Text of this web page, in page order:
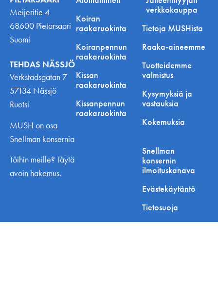
Meijeritie 4
68600 Pietarsaari
Suomi
TEHDAS NÄSSJÖ
Verkstadsgatan 7
57134 Nässjö
Ruotsi
MUSH on osa
Snellman konsernia
Töihin meille? Täytä
avoin hakemus.
Koiran
raakaruokinta
Koiranpennun
raakaruokinta
Kissan
raakaruokinta
Kissanpennun
raakaruokinta
verkkokauppa
Tietoja MUSHista
Raaka-aineemme
Tuotteidemme
valmistus
Kysymyksiä ja
vastauksia
Kokemuksia
Snellman
konsernin
ilmoituskanava
Evästekäytäntö
Tietosuoja